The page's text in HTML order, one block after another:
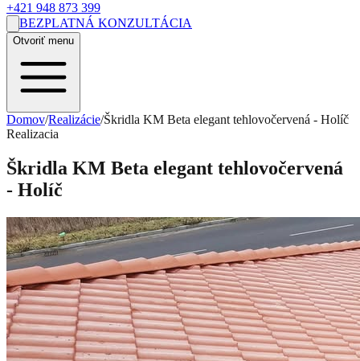
+421 948 873 399
BEZPLATNÁ KONZULTÁCIA
Otvoriť menu
Domov/Realizácie/Škridla KM Beta elegant tehlovočervená - Holíč
Realizacia
Škridla KM Beta elegant tehlovočervená
- Holíč